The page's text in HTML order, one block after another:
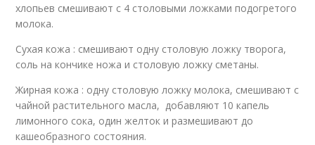
хлопьев смешивают с 4 столовыми ложками подогретого
молока.
Сухая кожа : смешивают одну столовую ложку творога,
соль на кончике ножа и столовую ложку сметаны.
Жирная кожа : одну столовую ложку молока, смешивают с
чайной растительного масла, добавляют 10 капель
лимонного сока, один желток и размешивают до
кашеобразного состояния.